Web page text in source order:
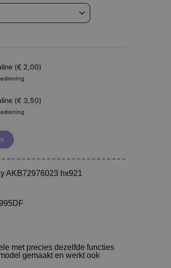
(€ 2,00)
(€ 3,50)
AKB72976023 hx921
met precies dezelfde functies
gemaakt en werkt ook